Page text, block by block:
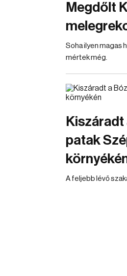
Megdőlt
Soha ilyen magas
mértek még.
patak
A feljebb lévő